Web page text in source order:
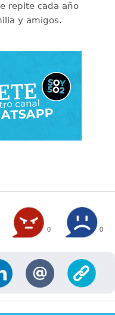
repite cada año
y amigos.
0 0